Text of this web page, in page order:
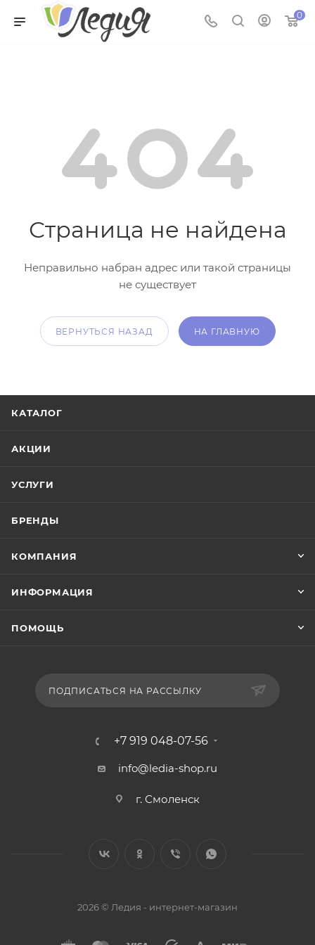
0
Страница не найдена
Неправильно набран адрес или такой страницы
не существует
ВЕРНУТЬСЯ НАЗАД НА ГЛАВНУЮ
КАТАЛОГ
АКЦИИ
УСЛУГИ
БРЕНДЫ
КОМПАНИЯ
ИНФОРМАЦИЯ
ПОМОЩЬ
ПОДПИСАТЬСЯ НА РАССЫЛКУ
+7 919 048-07-56
info@ledia-shop.ru
г. Смоленск
2026 © Ледия - интернет-магазин